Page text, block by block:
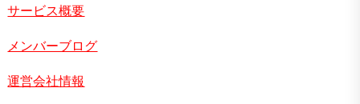
サービス概要
メンバーブログ
運営会社情報